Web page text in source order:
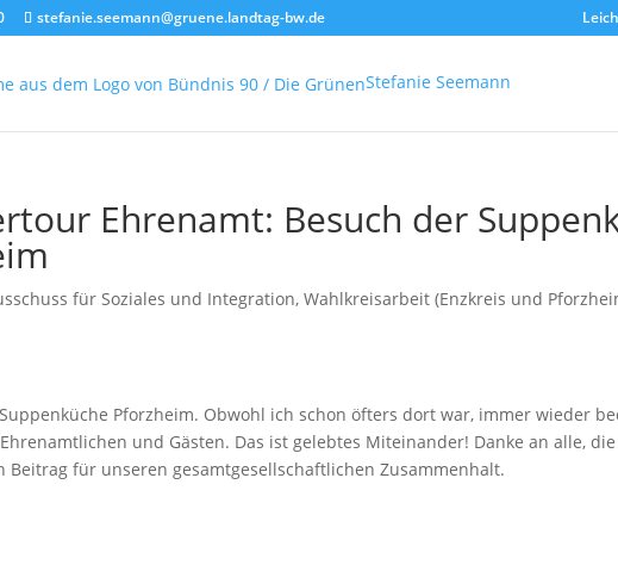
stefanie.seemann@gruene.landtag-bw.de
Stefanie Seemann
Ehrenamt: Besuch der
für Soziales und Integration,Wahlkreisarbeit (Enzkreis und
Pforzheim. Obwohl ich schon öfters dort war, immer wieder
und Gästen. Das ist gelebtes Miteinander! Danke an alle,
Beitrag für unseren gesamtgesellschaftlichen Zusammenhalt.